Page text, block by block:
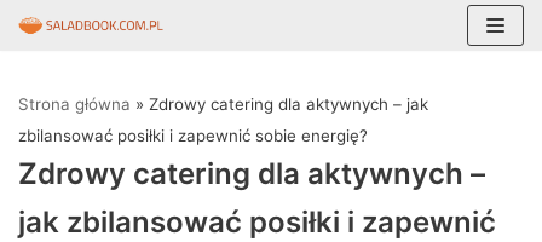
do
treści
Strona główna » Zdrowy catering dla aktywnych – jak
zbilansować posiłki i zapewnić sobie energię?
Zdrowy catering dla aktywnych –
jak zbilansować posiłki i zapewnić